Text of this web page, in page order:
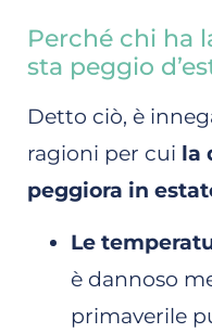
Perché chi ha
sta peggio
Detto ciò, è
ragioni per cui la
peggiora in
Le
è dannoso
primaverile